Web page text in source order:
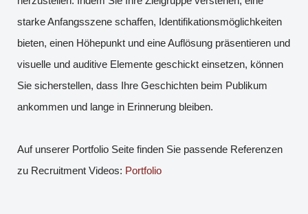
starke Anfangsszene schaffen, Identifikationsmöglichkeiten
bieten, einen Höhepunkt und eine Auflösung präsentieren und
visuelle und auditive Elemente geschickt einsetzen, können
Sie sicherstellen, dass Ihre Geschichten beim Publikum
ankommen und lange in Erinnerung bleiben.
Auf unserer Portfolio Seite finden Sie passende Referenzen
zu Recruitment Videos: Portfolio